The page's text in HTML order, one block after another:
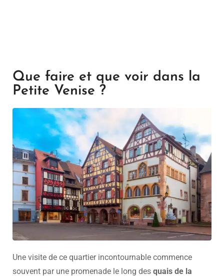
Que faire et que voir dans la
Petite Venise ?
Une visite de ce quartier incontournable commence
souvent par une promenade le long des quais de la